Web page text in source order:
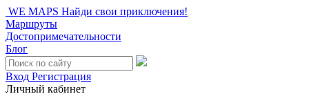
WE MAPS Найди свои приключения!
Маршруты
Достопримечательности
Блог
Вход Регистрация
Личный кабинет